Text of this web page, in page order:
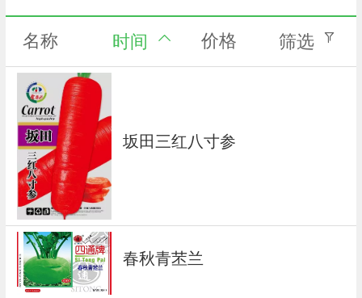
名称 时间 价格 筛选
坂田三红八寸参
春秋青苤兰